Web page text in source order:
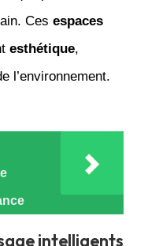
Ces espaces
esthétique,
l’environnement.
intelligents